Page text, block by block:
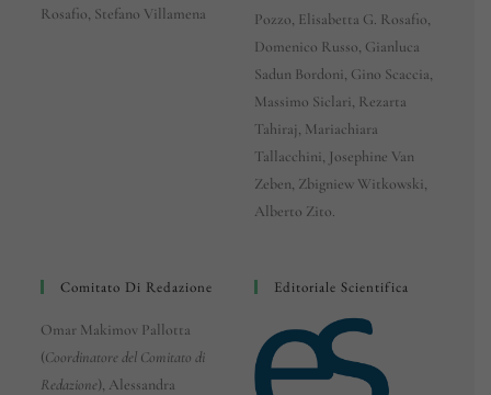
Rosafio, Stefano Villamena
Pozzo, Elisabetta G. Rosafio,
Domenico Russo, Gianluca
Sadun Bordoni, Gino Scaccia,
Massimo Siclari, Rezarta
Tahiraj, Mariachiara
Tallacchini, Josephine Van
Zeben, Zbigniew Witkowski,
Alberto Zito.
Comitato Di Redazione
Omar Makimov Pallotta
(Coordinatore del Comitato di
Redazione), Alessandra
Editoriale Scientifica